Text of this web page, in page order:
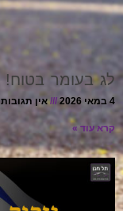
לג בעומר בטוח!
4 במאי 2026 אין תגובות
קרא עוד »